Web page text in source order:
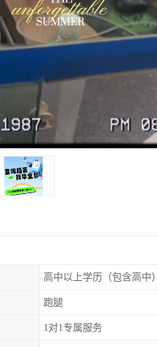
高中以上学历（包含高中）
跑腿
1对1专属服务